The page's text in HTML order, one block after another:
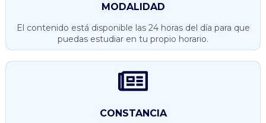
MODALIDAD
El contenido está disponible las 24 horas del día para que
puedas estudiar en tu propio horario.
CONSTANCIA